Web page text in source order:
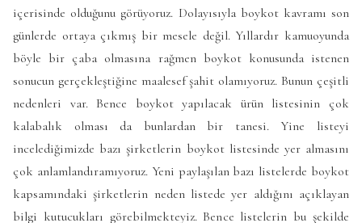
içerisinde olduğunu görüyoruz. Dolayısıyla boykot kavramı son
günlerde ortaya çıkmış bir mesele değil. Yıllardır kamuoyunda
böyle bir çaba olmasına rağmen boykot konusunda istenen
sonucun gerçekleştiğine maalesef şahit olamıyoruz. Bunun çeşitli
nedenleri var. Bence boykot yapılacak ürün listesinin çok
kalabalık olması da bunlardan bir tanesi. Yine listeyi
incelediğimizde bazı şirketlerin boykot listesinde yer almasını
çok anlamlandıramıyoruz. Yeni paylaşılan bazı listelerde boykot
kapsamındaki şirketlerin neden listede yer aldığını açıklayan
bilgi kutucukları görebilmekteyiz. Bence listelerin bu şekilde